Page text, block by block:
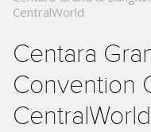
CentralWorld
Centara
Convention